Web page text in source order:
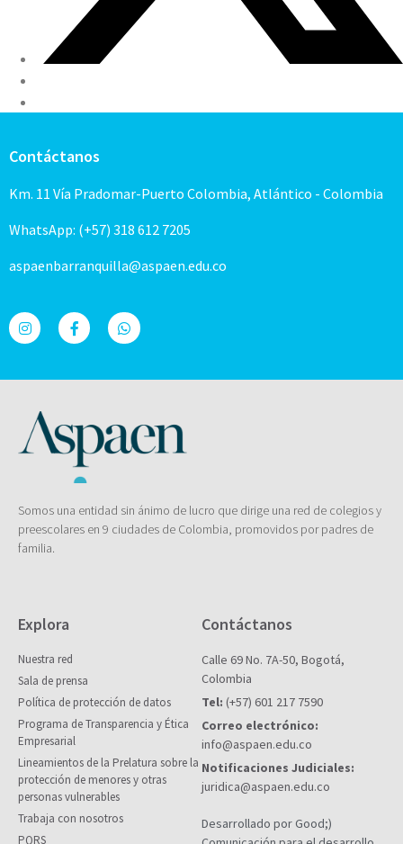
Contáctanos
Km. 11 Vía Pradomar-Puerto Colombia, Atlántico - Colombia
WhatsApp: (+57) 318 612 7205
aspaenbarranquilla@aspaen.edu.co
Somos una entidad sin ánimo de lucro que dirige una red de colegios y
preescolares en 9 ciudades de Colombia, promovidos por padres de
familia.
Explora
Nuestra red
Sala de prensa
Política de protección de datos
Programa de Transparencia y Ética
Empresarial
Lineamientos de la Prelatura sobre la
protección de menores y otras
personas vulnerables
Trabaja con nosotros
PQRS
Contáctanos
Calle 69 No. 7A-50, Bogotá,
Colombia
Tel: (+57) 601 217 7590
Correo electrónico:
info@aspaen.edu.co
Notificaciones Judiciales:
juridica@aspaen.edu.co
Desarrollado por Good;)